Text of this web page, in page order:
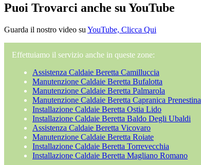
Puoi Trovarci anche su YouTube
Guarda il nostro video su YouTube, Clicca Qui
Effettuiamo il servizio anche in queste zone:
Assistenza Caldaie Beretta Camilluccia
Manutenzione Caldaie Beretta Bufalotta
Manutenzione Caldaie Beretta Palmarola
Manutenzione Caldaie Beretta Capranica Prenestina
Installazione Caldaie Beretta Ostia Lido
Installazione Caldaie Beretta Baldo Degli Ubaldi
Assistenza Caldaie Beretta Vicovaro
Manutenzione Caldaie Beretta Roiate
Installazione Caldaie Beretta Torrevecchia
Installazione Caldaie Beretta Magliano Romano